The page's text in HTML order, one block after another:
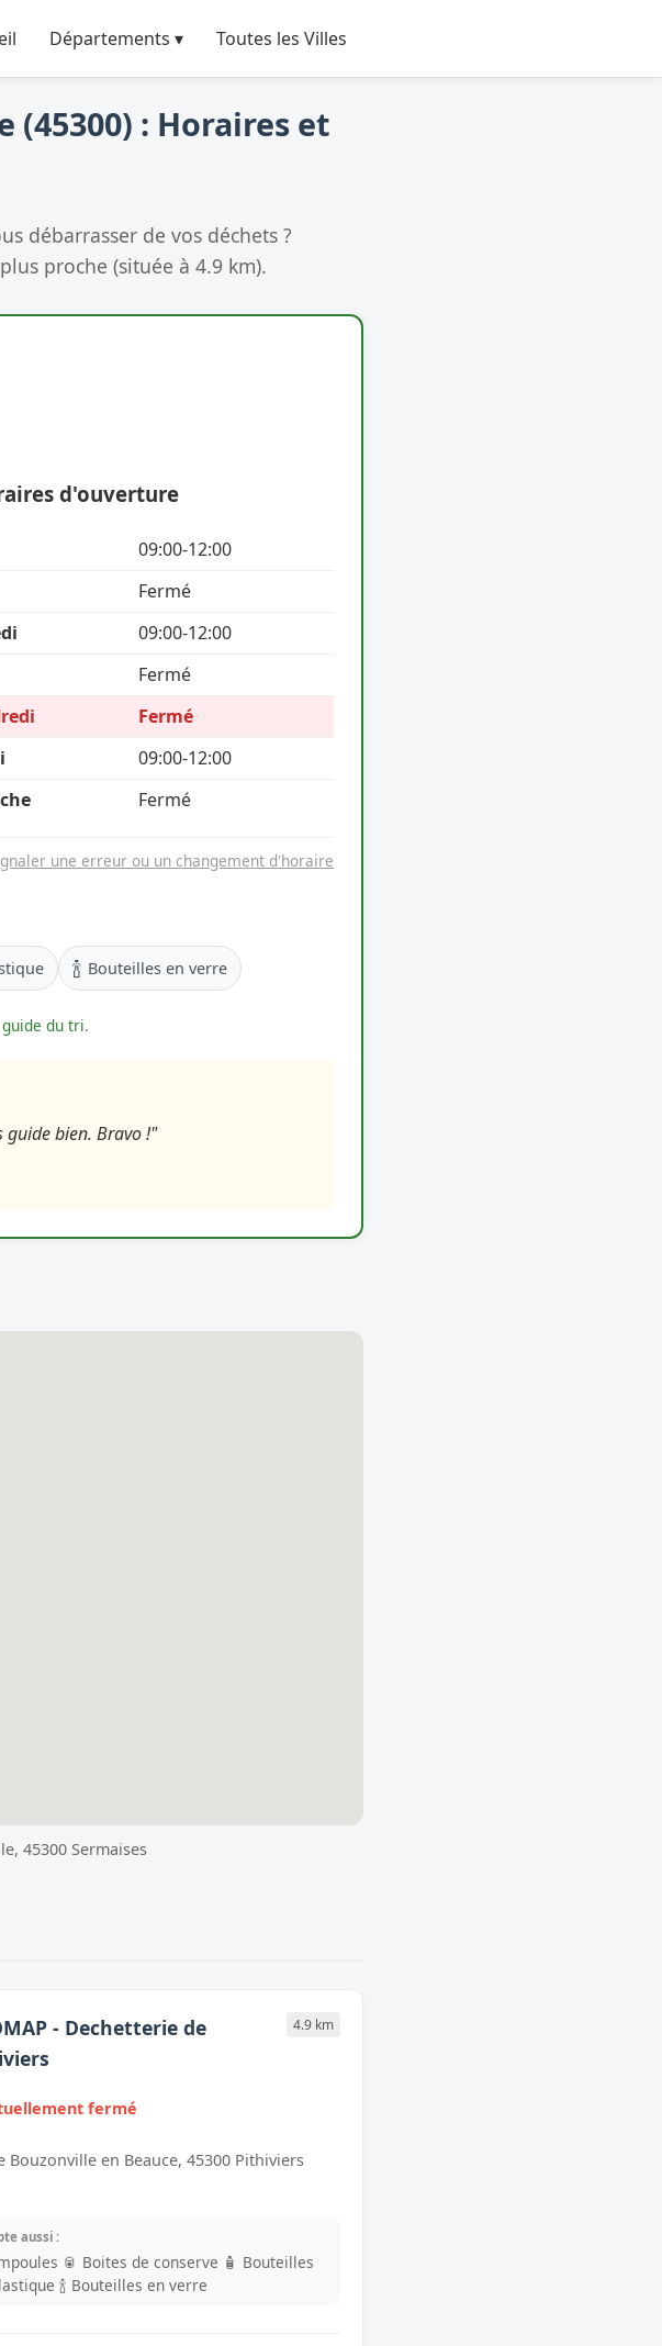
Départements ▾ Toutes les Villes
: Horaires et
débarrasser de vos déchets ?
proche (située à 4.9 km).
d'ouverture
09:00-12:00
Fermé
09:00-12:00
Fermé
Fermé
09:00-12:00
Fermé
une erreur ou un changement d'horaire
🍾 Bouteilles en verre
du tri.
guide bien. Bravo !"
45300 Sermaises
- Dechetterie de
4.9 km
fermé
Bouzonville en Beauce, 45300 Pithiviers
aussi :
🥫 Boites de conserve 🧴 Bouteilles
🍾 Bouteilles en verre